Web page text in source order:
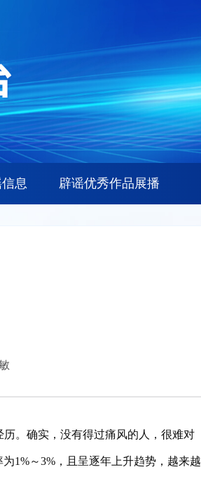
息 辟谣优秀作品展播
。确实，没有得过痛风的人，很难对
1%～3%，且呈逐年上升趋势，越来越